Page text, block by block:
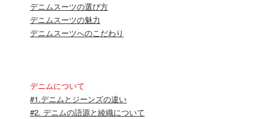
デニムスーツの選び方
デニムスーツの魅力
デニムスーツへのこだわり
デニムについて
#1.デニムとジーンズの違い
#2. デニムの語源と綾織について